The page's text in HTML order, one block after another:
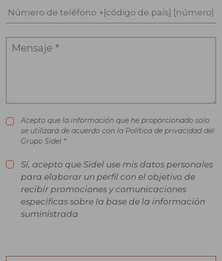
Número de teléfono +[código de país] [número]
Acepto que la información que he proporcionado solo
se utilizará de acuerdo con la Política de privacidad del
Grupo Sidel *
Sí, acepto que Sidel use mis datos personales
para elaborar un perfil con el objetivo de
recibir promociones y comunicaciones
específicas sobre la base de la información
suministrada